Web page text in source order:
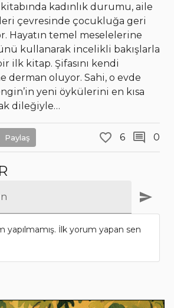
kadınlık durumu, aile
çevresinde çocukluğa geri
Hayatın temel meselelerine
kullanarak incelikli bakışlarla
ilk kitap. Şifasını kendi
derman oluyor. Sahi, o evde
yeni öykülerini en kısa
dileğiyle…
Paylaş 6 0
yapılmamış. İlk yorum yapan sen